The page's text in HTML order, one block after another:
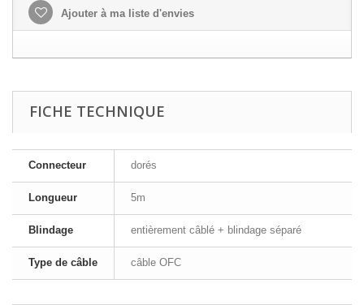
Ajouter à ma liste d'envies
FICHE TECHNIQUE
Connecteur dorés
Longueur 5m
Blindage entièrement câblé + blindage séparé
Type de câble câble OFC